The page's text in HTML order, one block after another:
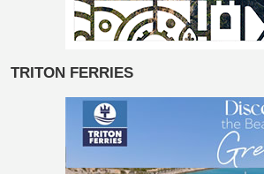
TRITON FERRIES